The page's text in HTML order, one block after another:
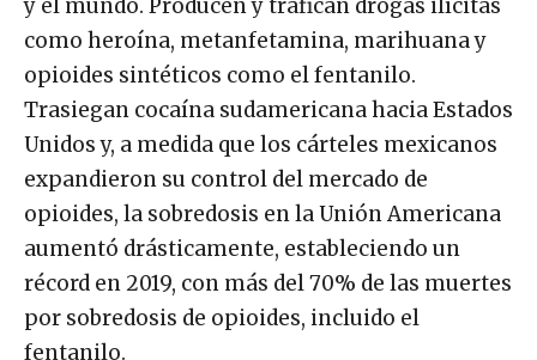
y el mundo. Producen y trafican drogas ilícitas
como heroína, metanfetamina, marihuana y
opioides sintéticos como el fentanilo.
Trasiegan cocaína sudamericana hacia Estados
Unidos y, a medida que los cárteles mexicanos
expandieron su control del mercado de
opioides, la sobredosis en la Unión Americana
aumentó drásticamente, estableciendo un
récord en 2019, con más del 70% de las muertes
por sobredosis de opioides, incluido el
fentanilo.